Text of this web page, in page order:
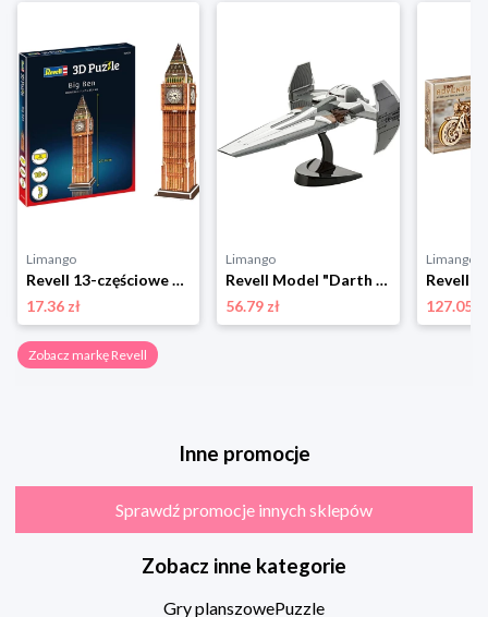
Limango
Revell 13-częściowe puzzle 3D "Big Ben" - 10+ rozmiar: onesize
17.36 zł
Limango
Revell Model "Darth Maul's Sith Infiltrator" do złożenia - 10+ rozmiar: onesize
56.79 zł
Limango
127.05 zł
Zobacz markę Revell
Inne promocje
Sprawdź promocje innych sklepów
Zobacz inne kategorie
Gry planszowePuzzle